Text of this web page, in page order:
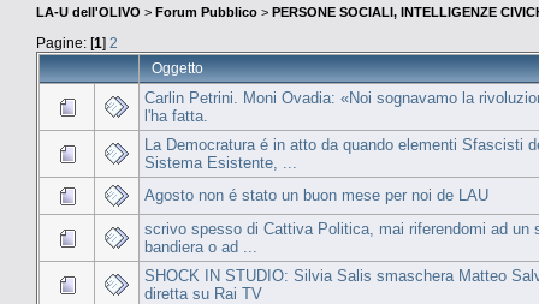
LA-U dell'OLIVO > Forum Pubblico > PERSONE SOCIALI, INTELLIGENZE
Pagine: [1] 2
Oggetto
Carlin Petrini. Moni Ovadia: «Noi sognavamo la
l'ha fatta.
La Democratura é in atto da quando elementi Sfascisti
Sistema Esistente, ...
Agosto non é stato un buon mese per noi de LAU
scrivo spesso di Cattiva Politica, mai riferendomi ad un
bandiera o ad ...
SHOCK IN STUDIO: Silvia Salis smaschera Matteo
diretta su Rai TV